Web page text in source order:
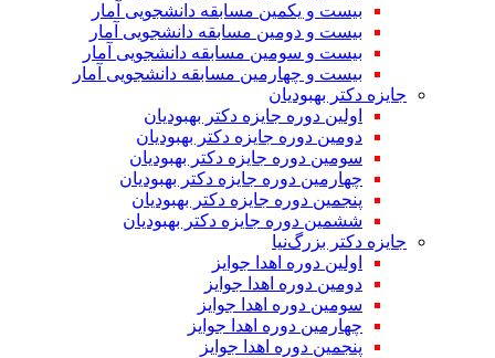
بیست و یکمین مسابقه دانشجویی آمار
بیست و دومین مسابقه دانشجویی آمار
بیست و سومین مسابقه دانشجویی آمار
بیست و چهارمین مسابقه دانشجویی آمار
جایزه دکتر بهبودیان
اولین دوره جایزه دکتر بهبودیان
دومین دوره جایزه دکتر بهبودیان
سومین دوره جایزه دکتر بهبودیان
چهارمین دوره جایزه دکتر بهبودیان
پنجمین دوره جایزه دکتر بهبودیان
ششمین دوره جایزه دکتر بهبودیان
جایزه دکتر بزرگ‌نیا
اولین دوره اهدا جوایز
دومین دوره اهدا جوایز
سومین دوره اهدا جوایز
چهارمین دوره اهدا جوایز
پنجمین دوره اهدا جوایز